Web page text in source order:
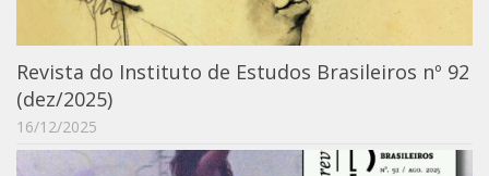
Moraes Silva
Portais
Educação em Fronteiras
Portal de Literatura de Cordel
Plataforma Modernismo
Revista do Instituto de Estudos Brasileiros nº 92
(dez/2025)
16/12/2025